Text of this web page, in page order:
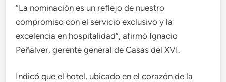
“La nominación es un reflejo de nuestro
compromiso con el servicio exclusivo y la
excelencia en hospitalidad”, afirmó Ignacio
Peñalver, gerente general de Casas del XVI.
Indicó que el hotel, ubicado en el corazón de la